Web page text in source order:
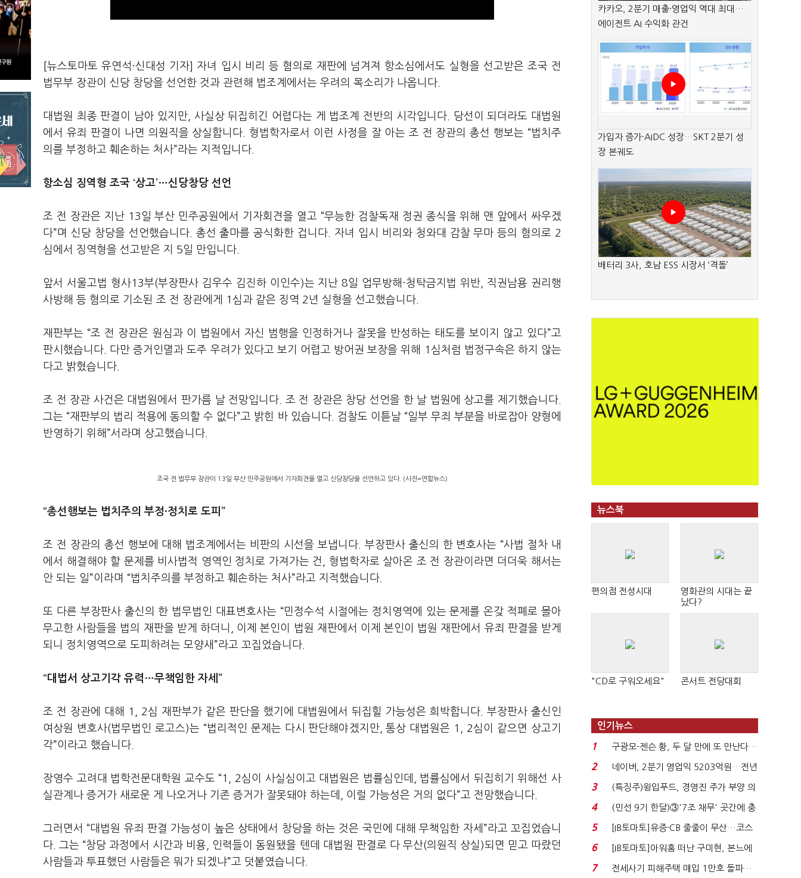
[뉴스토마토 유연석·신대성 기자] 자녀 입시 비리 등 혐의로 재판에 넘겨져 항소심에서도 실형을 선고받은 조국 전
법무부 장관이 신당 창당을 선언한 것과 관련해 법조계에서는 우려의 목소리가 나옵니다.
대법원 최종 판결이 남아 있지만, 사실상 뒤집히긴 어렵다는 게 법조계 전반의 시각입니다. 당선이 되더라도 대법원
에서 유죄 판결이 나면 의원직을 상실합니다. 형법학자로서 이런 사정을 잘 아는 조 전 장관의 총선 행보는 “법치주
의를 부정하고 훼손하는 처사”라는 지적입니다.
항소심 징역형 조국 ‘상고’…신당창당 선언
조 전 장관은 지난 13일 부산 민주공원에서 기자회견을 열고 “무능한 검찰독재 정권 종식을 위해 맨 앞에서 싸우겠
다”며 신당 창당을 선언했습니다. 총선 출마를 공식화한 겁니다. 자녀 입시 비리와 청와대 감찰 무마 등의 혐의로 2
심에서 징역형을 선고받은 지 5일 만입니다.
앞서 서울고법 형사13부(부장판사 김우수 김진하 이인수)는 지난 8일 업무방해·청탁금지법 위반, 직권남용 권리행
사방해 등 혐의로 기소된 조 전 장관에게 1심과 같은 징역 2년 실형을 선고했습니다.
재판부는 “조 전 장관은 원심과 이 법원에서 자신 범행을 인정하거나 잘못을 반성하는 태도를 보이지 않고 있다”고
판시했습니다. 다만 증거인멸과 도주 우려가 있다고 보기 어렵고 방어권 보장을 위해 1심처럼 법정구속은 하지 않는
다고 밝혔습니다.
조 전 장관 사건은 대법원에서 판가름 날 전망입니다. 조 전 장관은 창당 선언을 한 날 법원에 상고를 제기했습니다.
그는 “재판부의 법리 적용에 동의할 수 없다”고 밝힌 바 있습니다. 검찰도 이튿날 “일부 무죄 부분을 바로잡아 양형에
반영하기 위해”서라며 상고했습니다.
조국 전 법무부 장관이 13일 부산 민주공원에서 기자회견을 열고 신당창당을 선언하고 있다. (사진=연합뉴스)
“총선행보는 법치주의 부정·정치로 도피”
조 전 장관의 총선 행보에 대해 법조계에서는 비판의 시선을 보냅니다. 부장판사 출신의 한 변호사는 “사법 절차 내
에서 해결해야 할 문제를 비사법적 영역인 정치로 가져가는 건, 형법학자로 살아온 조 전 장관이라면 더더욱 해서는
안 되는 일”이라며 “법치주의를 부정하고 훼손하는 처사”라고 지적했습니다.
또 다른 부장판사 출신의 한 법무법인 대표변호사는 “민정수석 시절에는 정치영역에 있는 문제를 온갖 적폐로 몰아
무고한 사람들을 법의 재판을 받게 하더니, 이제 본인이 법원 재판에서 이제 본인이 법원 재판에서 유죄 판결을 받게
되니 정치영역으로 도피하려는 모양새”라고 꼬집었습니다.
“대법서 상고기각 유력…무책임한 자세”
조 전 장관에 대해 1, 2심 재판부가 같은 판단을 했기에 대법원에서 뒤집힐 가능성은 희박합니다. 부장판사 출신인
여상원 변호사(법무법인 로고스)는 “법리적인 문제는 다시 판단해야겠지만, 통상 대법원은 1, 2심이 같으면 상고기
각”이라고 했습니다.
장영수 고려대 법학전문대학원 교수도 “1, 2심이 사실심이고 대법원은 법률심인데, 법률심에서 뒤집히기 위해선 사
실관계나 증거가 새로운 게 나오거나 기존 증거가 잘못돼야 하는데, 이럴 가능성은 거의 없다”고 전망했습니다.
그러면서 “대법원 유죄 판결 가능성이 높은 상태에서 창당을 하는 것은 국민에 대해 무책임한 자세”라고 꼬집었습니
다. 그는 “창당 과정에서 시간과 비용, 인력들이 동원됐을 텐데 대법원 판결로 다 무산(의원직 상실)되면 믿고 따랐던
사람들과 투표했던 사람들은 뭐가 되겠냐”고 덧붙였습니다.
카카오, 2분기 매출·영업익 역대 최대…
에이전트 AI 수익화 관건
가입자 증가·AIDC 성장…SKT 2분기 성
장 본궤도
배터리 3사, 호남 ESS 시장서 ‘격돌’
뉴스북
편의점 전성시대
영화관의 시대는 끝
났다?
"CD로 구워오세요" 콘서트 전당대회
인기뉴스
1
구광모-젠슨 황, 두 달 만에 또 만난다…
로봇·AI 등 논...
2
네이버, 2분기 영업익 5203억원…전년
비 0.2% 감소...
3
(특징주)윙입푸드, 경영진 주가 부양 의
지에 상한가...
4
(민선 9기 한달)③'7조 채무' 곳간에 충
격…추미애, 20년...
5
[IB토마토]유증·CB 줄줄이 무산…코스
닥 벌점 급증에 ...
6
[IB토마토]아워홈 떠난 구미현, 본느에
340억 베팅…가...
7
전세사기 피해주택 매입 1만호 돌파…